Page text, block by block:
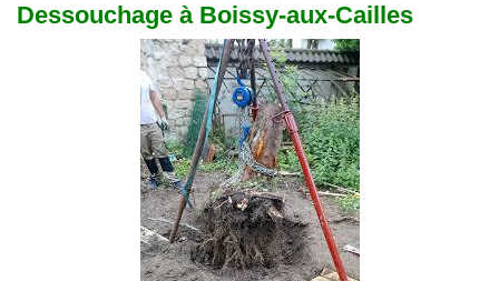
Dessouchage à Boissy-aux-Cailles